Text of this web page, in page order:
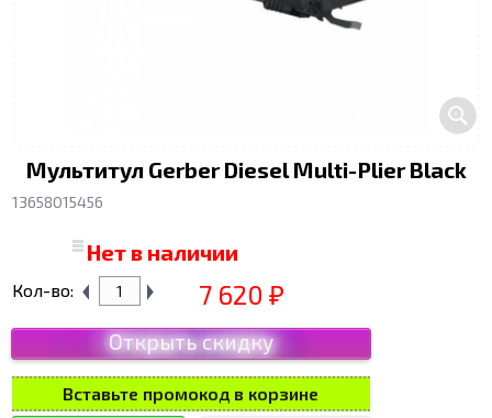
Мультитул Gerber Diesel Multi-Plier Black
13658015456
Нет в наличии
Кол-во: 7 620₽
Открыть скидку
Вставьте промокод в корзине